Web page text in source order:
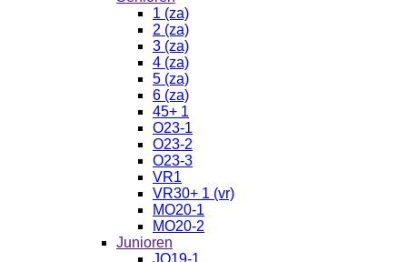
1 (za)
2 (za)
3 (za)
4 (za)
5 (za)
6 (za)
45+ 1
O23-1
O23-2
O23-3
VR1
VR30+ 1 (vr)
MO20-1
MO20-2
Junioren
JO19-1